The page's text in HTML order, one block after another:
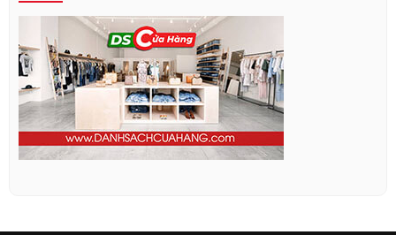
Soát
QUẢNG CÁO